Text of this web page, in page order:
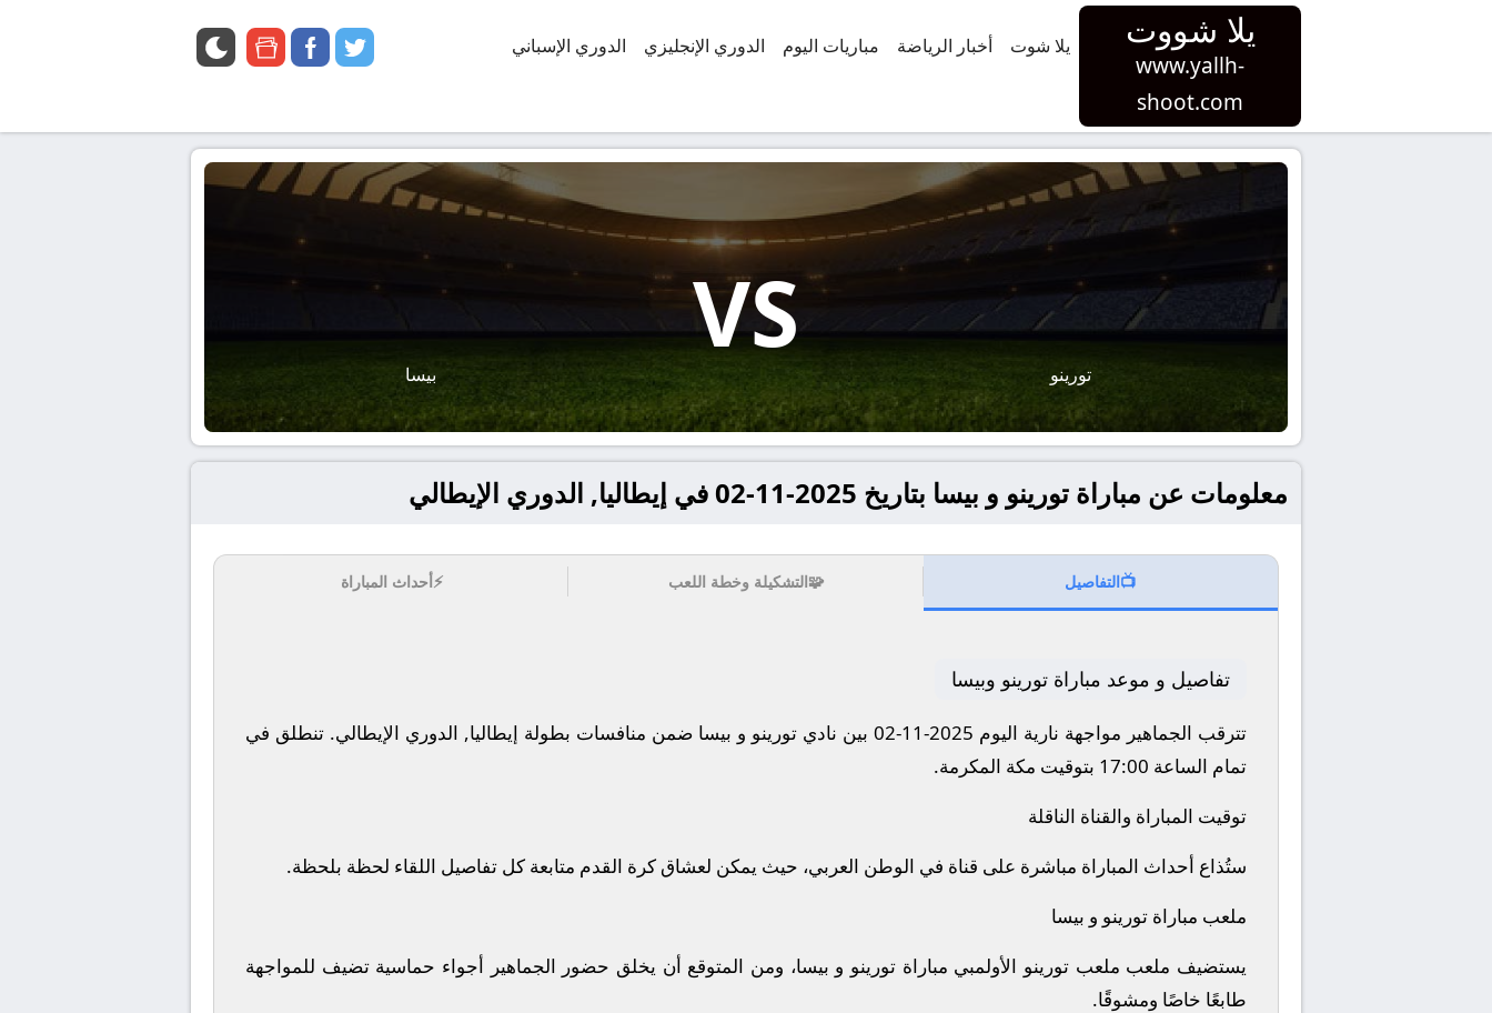
يلا شووت
www.yallh-
shoot.com
يلا شوت أخبار الرياضة مباريات اليوم الدوري الإنجليزي الدوري الإسباني twitter
facebook
google
تورينو
VS
بيسا
معلومات عن مباراة تورينو و بيسا بتاريخ 2025-11-02 في إيطاليا, الدوري الإيطالي
📺التفاصيل 🧩التشكيلة وخطة اللعب ⚡أحداث المباراة
تفاصيل و موعد مباراة تورينو وبيسا
تترقب الجماهير مواجهة نارية اليوم 2025-11-02 بين نادي تورينو و بيسا ضمن منافسات بطولة إيطاليا, الدوري الإيطالي.
تنطلق في
تمام الساعة 17:00 بتوقيت مكة المكرمة.
توقيت المباراة والقناة الناقلة
ستُذاع أحداث المباراة مباشرة على قناة في الوطن العربي، حيث يمكن لعشاق كرة القدم متابعة كل تفاصيل اللقاء لحظة بلحظة.
ملعب مباراة تورينو و بيسا
يستضيف ملعب ملعب تورينو الأولمبي مباراة تورينو و بيسا، ومن المتوقع أن يخلق حضور الجماهير أجواء حماسية تضيف للمواجهة
طابعًا خاصًا ومشوقًا.